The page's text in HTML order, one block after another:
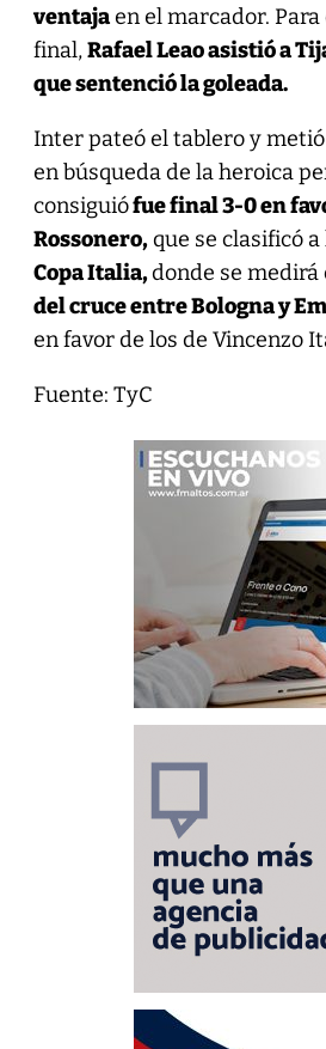
ventajaen el marcador. Para
final,Rafael Leao asistió a
que sentenció la goleada.
Inter pateó el tablero y
en búsqueda de la heroica
consiguiófue final 3-0 en
Rossonero,que se clasificó a
Copa Italia,donde se medirá
del cruce entre Bologna y
en favor de los de Vincenzo
Fuente: TyC